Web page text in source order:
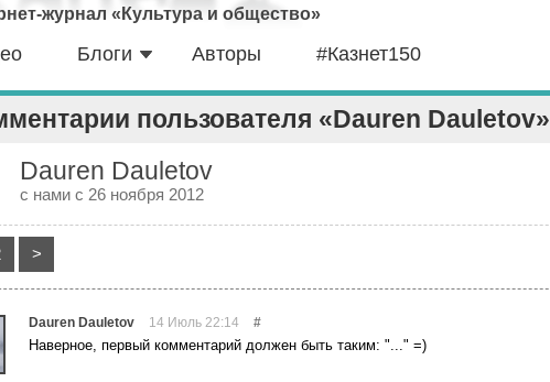
журнал «Культура и общество»
Блоги Авторы #Казнет150
пользователя «Dauren Dauletov»
Dauren Dauletov
с нами с 26 ноября 2012
>
Dauren Dauletov 14 Июль 22:14 #
Наверное, первый комментарий должен быть таким: "..." =)